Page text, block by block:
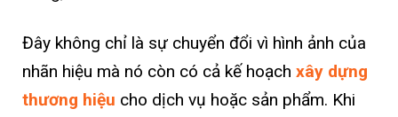
Đây không chỉ là sự chuyển đổi vì hình ảnh của
nhãn hiệu mà nó còn có cả kế hoạch xây dựng
thương hiệu cho dịch vụ hoặc sản phẩm. Khi